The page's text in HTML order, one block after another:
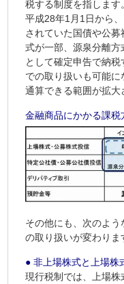
税する制度を指します
平成28年1月1日から
されていた国債や公
式が一部、源泉分離
として確定申告で納
での取り扱いも可能
通算できる範囲が拡大
金融商品にかかる課税
その他にも、次のよ
の取り扱いが変わりま
● 非上場株式と上場株
現行税制では、上場